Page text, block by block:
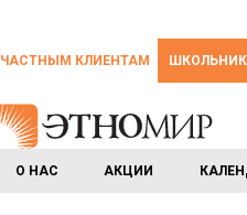
ЧАСТНЫМ КЛИЕНТАМ
О НАС АКЦИИ